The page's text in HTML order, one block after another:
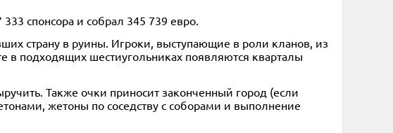
спонсора и собрал 345 739 евро.
страну в руины. Игроки, выступающие в роли кланов, из
в подходящих шестиугольниках появляются кварталы
Также очки приносит законченный город (если
жетоны по соседству с соборами и выполнение